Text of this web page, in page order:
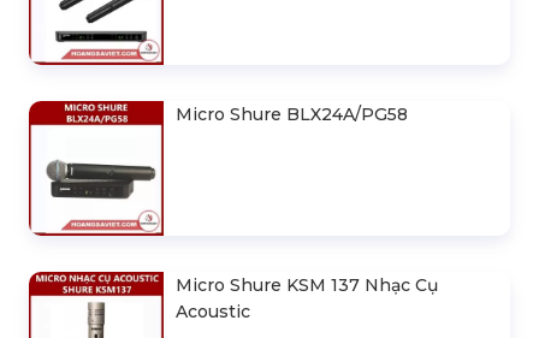
Micro Shure BLX24A/PG58
Micro Shure KSM 137 Nhạc Cụ
Acoustic